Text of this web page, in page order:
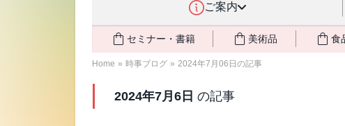
ご案内
セミナー・書籍 美術品 食
Home » 時事ブログ » 2024年7月06日の記事
2024年7月6日 の記事